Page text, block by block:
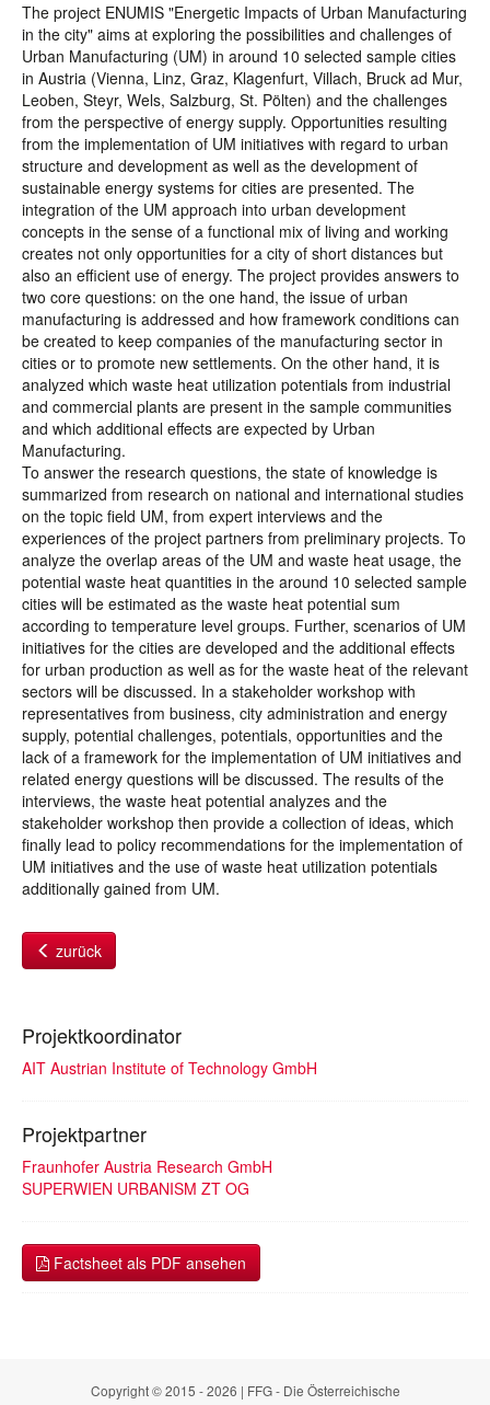
The project ENUMIS "Energetic Impacts of Urban Manufacturing
in the city" aims at exploring the possibilities and challenges of
Urban Manufacturing (UM) in around 10 selected sample cities
in Austria (Vienna, Linz, Graz, Klagenfurt, Villach, Bruck ad Mur,
Leoben, Steyr, Wels, Salzburg, St. Pölten) and the challenges
from the perspective of energy supply. Opportunities resulting
from the implementation of UM initiatives with regard to urban
structure and development as well as the development of
sustainable energy systems for cities are presented. The
integration of the UM approach into urban development
concepts in the sense of a functional mix of living and working
creates not only opportunities for a city of short distances but
also an efficient use of energy. The project provides answers to
two core questions: on the one hand, the issue of urban
manufacturing is addressed and how framework conditions can
be created to keep companies of the manufacturing sector in
cities or to promote new settlements. On the other hand, it is
analyzed which waste heat utilization potentials from industrial
and commercial plants are present in the sample communities
and which additional effects are expected by Urban
Manufacturing.
To answer the research questions, the state of knowledge is
summarized from research on national and international studies
on the topic field UM, from expert interviews and the
experiences of the project partners from preliminary projects. To
analyze the overlap areas of the UM and waste heat usage, the
potential waste heat quantities in the around 10 selected sample
cities will be estimated as the waste heat potential sum
according to temperature level groups. Further, scenarios of UM
initiatives for the cities are developed and the additional effects
for urban production as well as for the waste heat of the relevant
sectors will be discussed. In a stakeholder workshop with
representatives from business, city administration and energy
supply, potential challenges, potentials, opportunities and the
lack of a framework for the implementation of UM initiatives and
related energy questions will be discussed. The results of the
interviews, the waste heat potential analyzes and the
stakeholder workshop then provide a collection of ideas, which
finally lead to policy recommendations for the implementation of
UM initiatives and the use of waste heat utilization potentials
additionally gained from UM.
zurück
Projektkoordinator
AIT Austrian Institute of Technology GmbH
Projektpartner
Fraunhofer Austria Research GmbH
SUPERWIEN URBANISM ZT OG
Factsheet als PDF ansehen
Copyright © 2015 - 2026 | FFG - Die Österreichische